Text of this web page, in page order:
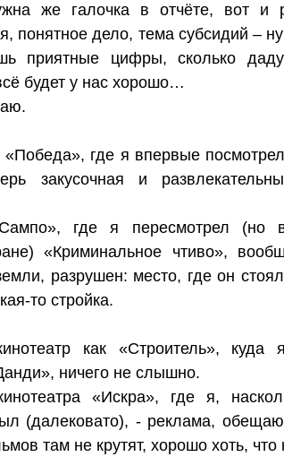
же галочка в отчёте, вот и
понятное дело, тема субсидий –
приятные цифры, сколько
будет у нас хорошо…
«Победа», где я впервые
закусочная и
где я пересмотрел (но
«Криминальное чтиво»,
разрушен: место, где он
то стройка.
как «Строитель», куда
ничего не слышно.
«Искра», где я,
(далековато), - реклама,
там не крутят, хорошо хоть, что